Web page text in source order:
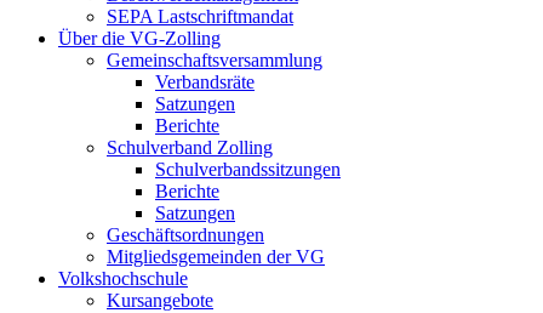
SEPA Lastschriftmandat
Über die VG-Zolling
Gemeinschaftsversammlung
Verbandsräte
Satzungen
Berichte
Schulverband Zolling
Schulverbandssitzungen
Berichte
Satzungen
Geschäftsordnungen
Mitgliedsgemeinden der VG
Volkshochschule
Kursangebote